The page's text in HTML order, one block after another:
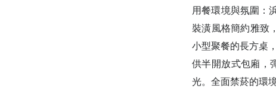
用餐環境與氛圍：
裝潢風格簡約雅致
小型聚餐的長方桌
供半開放式包廂，
光。全面禁菸的環